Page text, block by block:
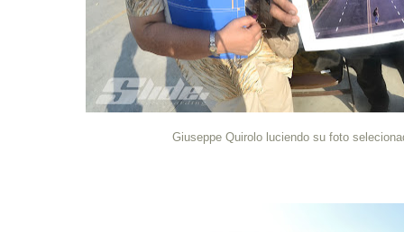
Giuseppe Quirolo luciendo su foto